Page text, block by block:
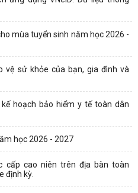
mùa tuyển sinh năm học 2026 -
vệ sử khỏe của bạn, gia đình và
hoạch bảo hiểm y tế toàn dân
học 2026 - 2027
cấp cao niên trên địa bàn toàn
định kỳ.